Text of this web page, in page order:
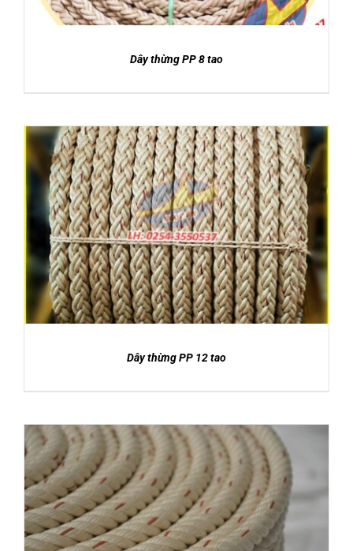
Dây thừng PP 8 tao
DETAILS
Dây thừng PP 12 tao
DETAILS